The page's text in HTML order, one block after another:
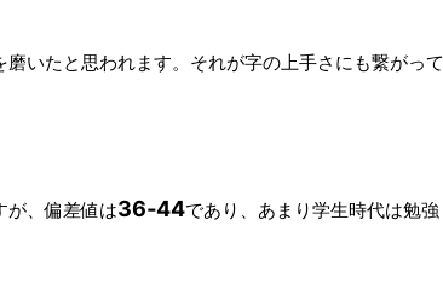
いたと思われます。それが字の上手さにも繋がって
が、偏差値は36‐44であり、あまり学生時代は勉強